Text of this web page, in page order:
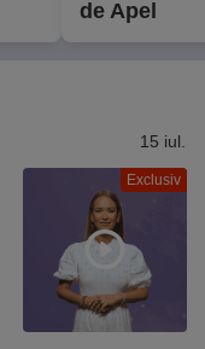
de Apel
Exclusiv
15 iul.